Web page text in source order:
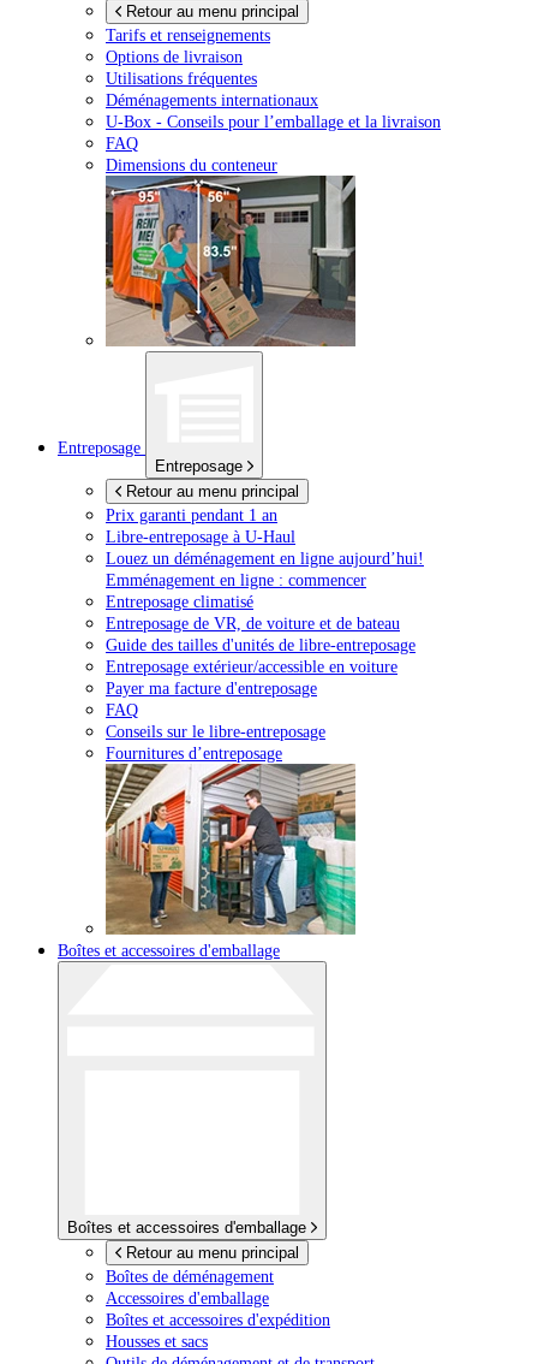
Retour au menu principal
Tarifs et renseignements
Options de livraison
Utilisations fréquentes
Déménagements internationaux
U-Box - Conseils pour l’emballage et la livraison
FAQ
Dimensions du conteneur
Entreposage
Entreposage
Retour au menu principal
Prix garanti pendant 1 an
Libre-entreposage à U-Haul
Louez un déménagement en ligne aujourd’hui!
Emménagement en ligne : commencer
Entreposage climatisé
Entreposage de VR, de voiture et de bateau
Guide des tailles d'unités de libre-entreposage
Entreposage extérieur/accessible en voiture
Payer ma facture d'entreposage
FAQ
Conseils sur le libre-entreposage
Fournitures d’entreposage
Boîtes et accessoires d'emballage
Boîtes et accessoires d'emballage
Retour au menu principal
Boîtes de déménagement
Accessoires d'emballage
Boîtes et accessoires d'expédition
Housses et sacs